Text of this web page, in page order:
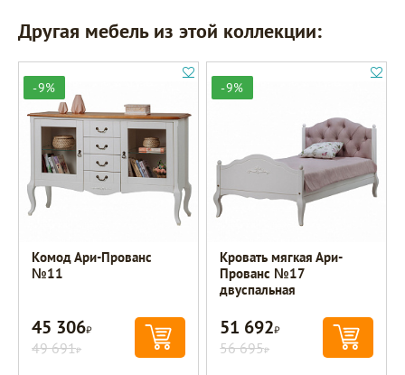
Другая мебель из этой коллекции:
-9%
Комод Ари-Прованс
№11
45 306Р
49 691Р
-9%
Кровать мягкая Ари-
Прованс №17
двуспальная
51 692Р
56 695Р